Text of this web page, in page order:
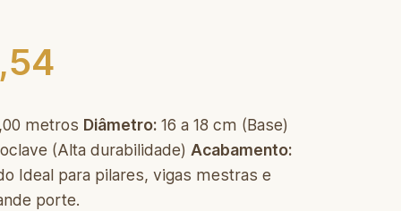
metros Diâmetro: 16 a 18 cm (Base)
(Alta durabilidade) Acabamento:
Ideal para pilares, vigas mestras e
porte.